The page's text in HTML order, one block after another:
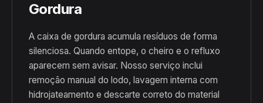
Gordura
A caixa de gordura acumula resíduos de forma
silenciosa. Quando entope, o cheiro e o refluxo
aparecem sem avisar. Nosso serviço inclui
remoção manual do lodo, lavagem interna com
hidrojateamento e descarte correto do material